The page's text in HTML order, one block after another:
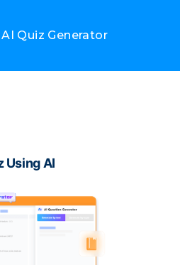
AI Quiz Generator
Using AI